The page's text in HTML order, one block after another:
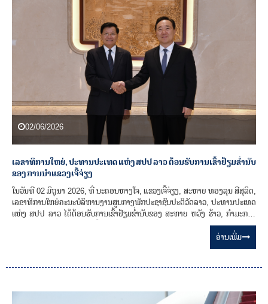
02/06/2026
ເລຂາທິການໃຫຍ່, ປະທານປະເທດ ແຫ່ງ ສປປ ລາວ ຕ້ອນຮັບການເຂົ້າຢ້ຽມຂໍ່ານັບ
ຂອງ ການນໍາແຂວງເຈີ້ຈ່ຽງ
ໃນວັນທີ 02 ມິຖຸນາ 2026, ທີ່ ນະຄອນຫາງໂຈ, ແຂວງເຈີ້ຈ່ຽງ, ສະຫາຍ ທອງລຸນ ສີສຸລິດ,
ເລຂາທິການໃຫຍ່ຄະນະບໍລິຫານງານສູນກາງພັກປະຊາຊົນປະຕິວັດລາວ, ປະທານປະເທດ
ແຫ່ງ ສປປ ລາວ ໄດ້ຕ້ອນຮັບການເຂົ້າຢ້ຽມຂໍ່ານັບຂອງ ສະຫາຍ ຫວັງ ຮ້າວ, ກໍາມະການ
ສູນກາງພັກ, ເລຂາພັກແຂວງເຈີ້ຈ່ຽງ, ປະທານຄະນະປະຈໍາສະພາຜູ້ແທນປະຊາຊົນແຂວງ
ເຈີ້ຈ່ຽງ ພ້ອມດ້ວຍຄະນະ ໃນໂອກາດເດີນທາງຢ້ຽມຢາມລັດຖະກິດ ຢູ່ ສປ ຈີນ ໃນລະຫວ່າງ
ອ່ານ​ເພີ່ມ